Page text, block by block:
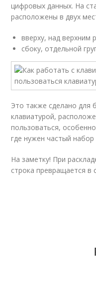
цифровых данных. На
расположены в двух
вверху, над верхним
сбоку, отдельной
Это также сделано для
клавиатурой,
пользоваться,
где нужен частый
На заметку! При
строка превращается в